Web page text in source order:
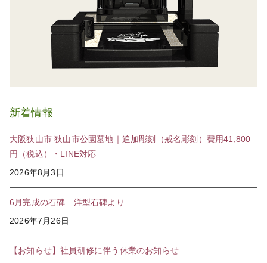
新着情報
大阪狭山市 狭山市公園墓地｜追加彫刻（戒名彫刻）費用41,800
円（税込）・LINE対応
2026年8月3日
6月完成の石碑 洋型石碑より
2026年7月26日
【お知らせ】社員研修に伴う休業のお知らせ